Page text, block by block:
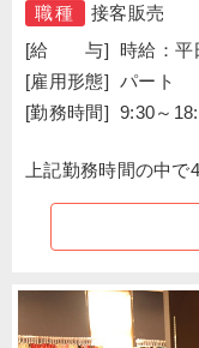
職種
接客販売
[給 与] 時給：平
[雇用形態] パート
[勤務時間] 9:30～
上記勤務時間の中